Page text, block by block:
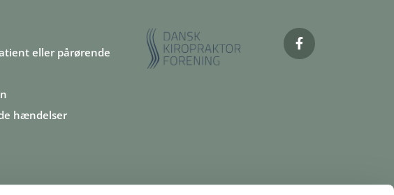
eller pårørende
hændelser